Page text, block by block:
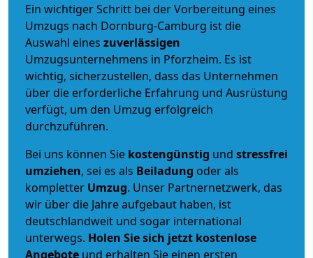
Ein wichtiger Schritt bei der Vorbereitung eines
Umzugs nach Dornburg-Camburg ist die
Auswahl eines zuverlässigen
Umzugsunternehmens in Pforzheim. Es ist
wichtig, sicherzustellen, dass das Unternehmen
über die erforderliche Erfahrung und Ausrüstung
verfügt, um den Umzug erfolgreich
durchzuführen.
Bei uns können Sie kostengünstig und stressfrei
umziehen, sei es als Beiladung oder als
kompletter Umzug. Unser Partnernetzwerk, das
wir über die Jahre aufgebaut haben, ist
deutschlandweit und sogar international
unterwegs. Holen Sie sich jetzt kostenlose
Angebote und erhalten Sie einen ersten